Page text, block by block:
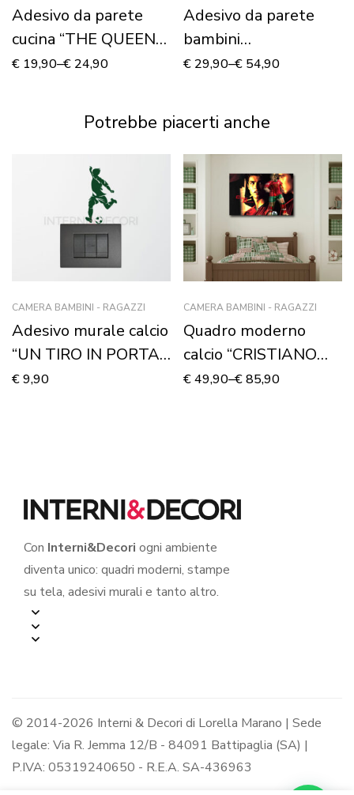
Adesivo da parete
cucina “THE QUEEN
OF THE KITCHEN”
€ 19,90–€ 24,90
Adesivo da parete
bambini
“CONIGLIETTI
murale
€ 29,90–€ 54,90
Potrebbe piacerti anche
CAMERA BAMBINI - RAGAZZI
Adesivo murale calcio
“UN TIRO IN PORTA”
– Mini sticker murale
€9,90
CAMERA BAMBINI - RAGAZZI
Quadro moderno
calcio “CRISTIANO
RONALDO” – Stampa
€49,90–€85,90
Con Interni&Decori ogni ambiente
diventa unico: quadri moderni, stampe
su tela, adesivi murali e tanto altro.
© 2014-2026 Interni & Decori di Lorella Marano | Sede
legale: Via R. Jemma 12/B - 84091 Battipaglia (SA) |
P.IVA: 05319240650 - R.E.A. SA-436963